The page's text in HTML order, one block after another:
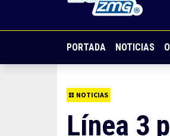
PORTADA NOTICIAS
NOTICIAS
Línea 3